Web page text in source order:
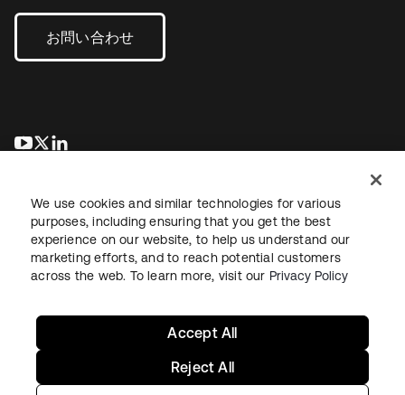
お問い合わせ
新しいタブで開く
新しいタブで開く
法務プライバシーポリシーサイト利用規約セキュリティ
We use cookies and similar technologies for various
purposes, including ensuring that you get the best
experience on our website, to help us understand our
marketing efforts, and to reach potential customers
across the web. To learn more, visit our Privacy Policy
Reject All
Accept All